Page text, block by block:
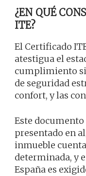
¿EN QUÉ
ITE?
El Certificado
atestigua el
cumplimiento
de seguridad
confort, y las
Este
presentado en
inmueble
determinada, y
España es